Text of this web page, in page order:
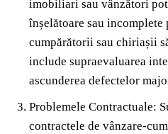
imobiliari sau vânzători
înșelătoare sau incomplete
cumpărătorii sau chiriașii
include supraevaluarea
ascunderea defectelor
Problemele Contractuale:
contractele de vânzare-